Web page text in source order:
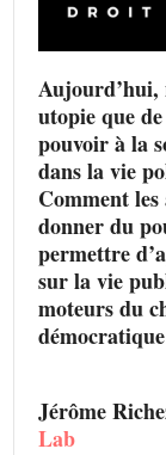
Aujourd’hui,
utopie que
pouvoir à la
dans la vie
Comment
donner du
permettre
sur la vie
moteurs du
Jérôme
Lab